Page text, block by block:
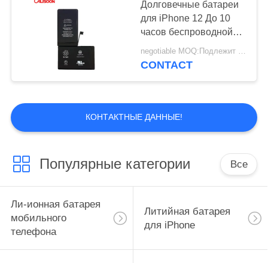
Долговечные батареи
для iPhone 12 До 10
часов беспроводной
зарядки Интернета
CONTACT
КОНТАКТНЫЕ ДАННЫЕ!
Популярные категории Все
Ли-ионная батарея
мобильного
телефона
Литийная батарея
для iPhone